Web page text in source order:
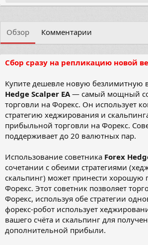
Обзор Комментарии
Сбор сразу на репликацию новой
Купите дешевле новую безлимитную
Hedge Scalper EA — самый мощный
торговли на Форекс. Он использует
стратегию хеджирования и
прибыльной торговли на Форекс.
поддерживает до 20 валютных пар.
Использование советника Forex
сочетании с обеими стратегиями
скальпинг) может принести
Форекс. Этот советник позволяет
Форекс, используя обе стратегии
форекс-робот использует
вашего счёта и скальпинг для
дополнительной прибыли.